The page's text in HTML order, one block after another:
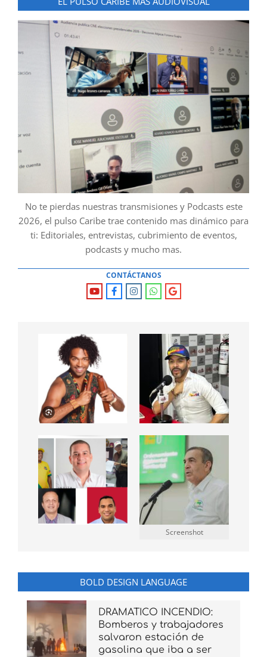
No te pierdas nuestras transmisiones y Podcasts este
2026, el pulso Caribe trae contenido mas dinámico para
ti: Editoriales, entrevistas, cubrimiento de eventos,
podcasts y mucho mas.
CONTÁCTANOS
Screenshot
BOLD DESIGN LANGUAGE
DRAMATICO INCENDIO:
Bomberos y trabajadores
salvaron estación de
gasolina que iba a ser